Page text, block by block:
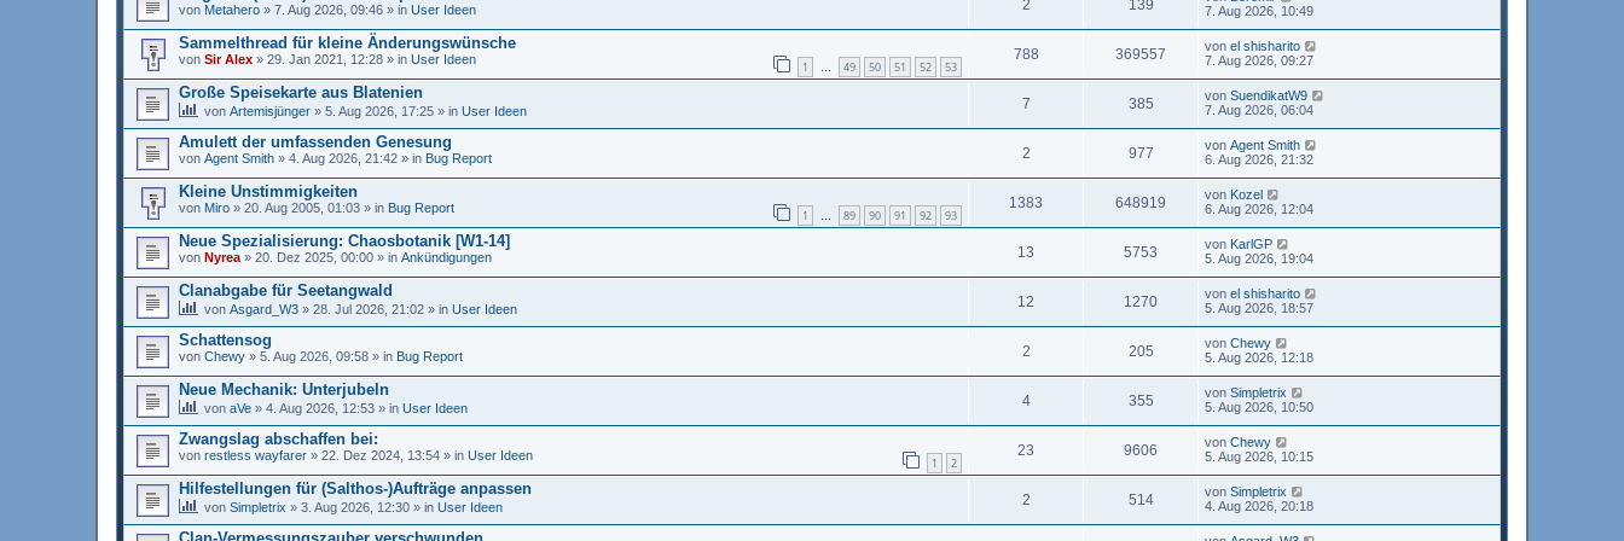
von Metahero » 7. Aug 2026, 09:46 » in User Ideen 2 139
7. Aug 2026, 10:49
Sammelthread für kleine Änderungswünsche
von Sir Alex » 29. Jan 2021, 12:28 » in User Ideen 1 … 49 50 51 52 53
788 369557 von el shisharito
7. Aug 2026, 09:27
Große Speisekarte aus Blatenien
von Artemisjünger » 5. Aug 2026, 17:25 » in User Ideen 7 385 von SuendikatW9
7. Aug 2026, 06:04
Amulett der umfassenden Genesung
von Agent Smith » 4. Aug 2026, 21:42 » in Bug Report 2 977 von Agent Smith
6. Aug 2026, 21:32
Kleine Unstimmigkeiten
von Miro » 20. Aug 2005, 01:03 » in Bug Report 1 … 89 90 91 92 93
1383 648919 von Kozel
6. Aug 2026, 12:04
Neue Spezialisierung: Chaosbotanik [W1-14]
von Nyrea » 20. Dez 2025, 00:00 » in Ankündigungen 13 5753 von KarlGP
5. Aug 2026, 19:04
Clanabgabe für Seetangwald
von Asgard_W3 » 28. Jul 2026, 21:02 » in User Ideen 12 1270 von el shisharito
5. Aug 2026, 18:57
Schattensog
von Chewy » 5. Aug 2026, 09:58 » in Bug Report 2 205 von Chewy
5. Aug 2026, 12:18
Neue Mechanik: Unterjubeln
von aVe » 4. Aug 2026, 12:53 » in User Ideen 4 355 von Simpletrix
5. Aug 2026, 10:50
Zwangslag abschaffen bei:
von restless wayfarer » 22. Dez 2024, 13:54 » in User Ideen 1 2
23 9606 von Chewy
5. Aug 2026, 10:15
Hilfestellungen für (Salthos-)Aufträge anpassen
von Simpletrix » 3. Aug 2026, 12:30 » in User Ideen 2 514 von Simpletrix
4. Aug 2026, 20:18